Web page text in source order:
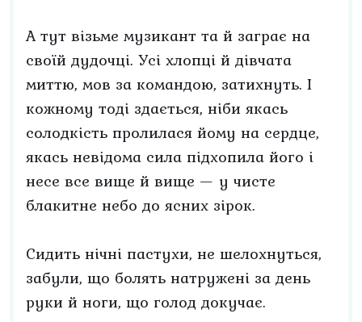
А тут візьме музикант та й заграє на
своїй дудочці. Усі хлопці й дівчата
миттю, мов за командою, затихнуть. І
кожному тоді здається, ніби якась
солодкість пролилася йому на сердце,
якась невідома сила підхопила його і
несе все вище й вище — у чисте
блакитне небо до ясних зірок.
Сидить нічні пастухи, не шелохнуться,
забули, що болять натружені за день
руки й ноги, що голод докучає.